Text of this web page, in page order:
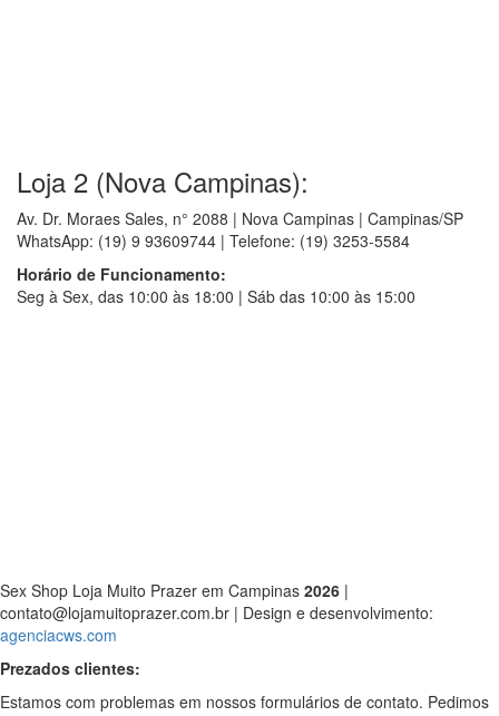
Loja 2 (Nova Campinas):
Av. Dr. Moraes Sales, n° 2088 | Nova Campinas | Campinas/SP
WhatsApp: (19) 9 93609744 | Telefone: (19) 3253-5584
Horário de Funcionamento:
Seg à Sex, das 10:00 às 18:00 | Sáb das 10:00 às 15:00
Sex Shop Loja Muito Prazer em Campinas 2026 |
contato@lojamuitoprazer.com.br | Design e desenvolvimento:
agenciacws.com
Prezados clientes:
Estamos com problemas em nossos formulários de contato. Pedimos